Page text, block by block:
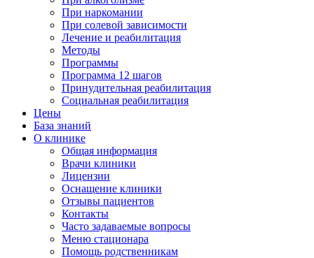
При наркомании
При солевой зависимости
Лечение и реабилитация
Методы
Программы
Программа 12 шагов
Принудительная реабилитация
Социальная реабилитация
Цены
База знаний
О клинике
Общая информация
Врачи клиники
Лицензии
Оснащение клиники
Отзывы пациентов
Контакты
Часто задаваемые вопросы
Меню стационара
Помощь родственникам